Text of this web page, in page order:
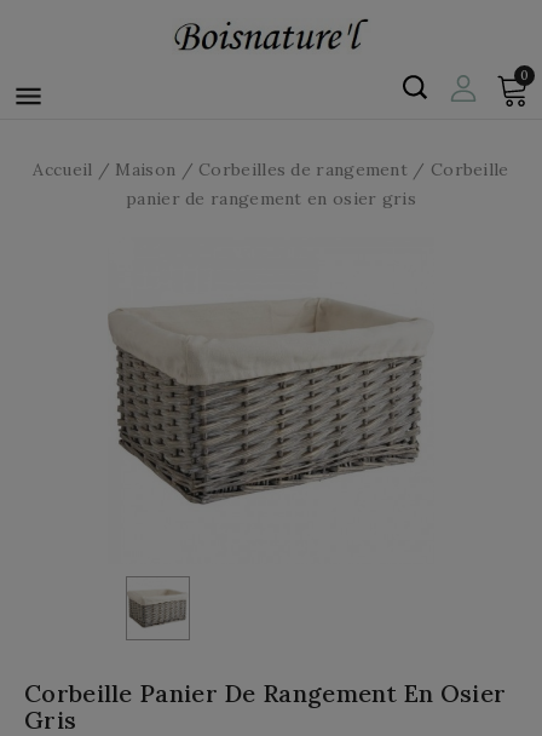

0
Accueil Maison Corbeilles de rangement
Corbeille
panier de rangement en osier gris
Corbeille Panier De Rangement En Osier
Gris